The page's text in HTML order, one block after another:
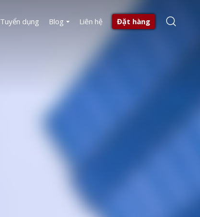
Tuyển dụng Blog Liên hệ Đặt hàng